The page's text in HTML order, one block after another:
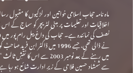
ماہ نامہ حجاب اسلامی خواتین اور لڑکیوں کا
اخلاقیات اور تعلیمات پر مبنی لٹریچر کو سماج کے
نے ڈالی تھی، جسے 1996 میں ڈاکٹر
میں رہنے کے بعد نومبر 2003 سے
سے شمشاد حسین فلاحی کے زیرِ ادارت شائع ہو رہا